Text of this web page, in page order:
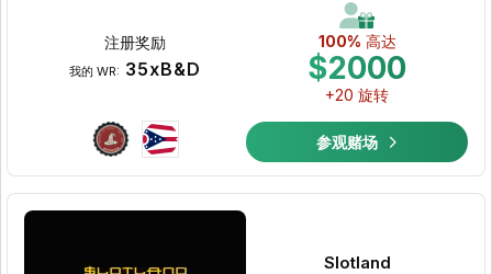
100% 高达
$2000
+20 旋转
注册奖励
我的 WR: 35xB&D
参观赌场
Slotland